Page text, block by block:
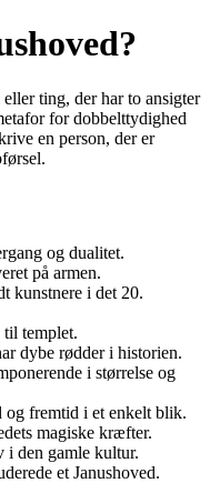
ting, der har to ansigter
for dobbelttydighed
en person, der er
og dualitet.
på armen.
kunstnere i det 20.
til templet.
dybe rødder i historien.
i størrelse og
og fremtid i et enkelt blik.
magiske kræfter.
i den gamle kultur.
et Janushoved.